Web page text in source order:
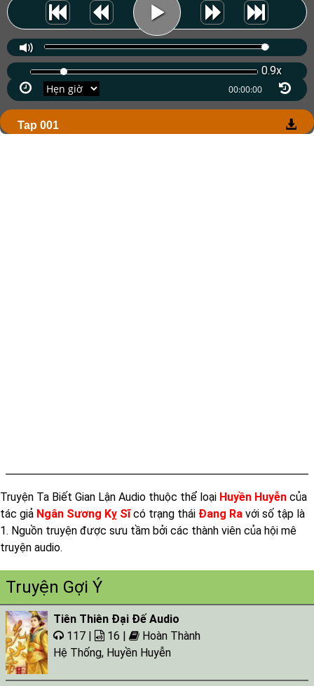
0.9x
Tap 001
Truyện Ta Biết Gian Lận Audio thuộc thể loại Huyền Huyễn của
tác giả Ngân Sương Kỵ Sĩcó trạng thái Đang Ra với số tập là
1. Nguồn truyện được sưu tầm bởi các thành viên của hội mê
truyện audio.
Truyện Gợi Ý
Tiên Thiên Đại Đế Audio
117 |
16 |
Hoàn Thành
Hệ Thống, Huyền Huyễn